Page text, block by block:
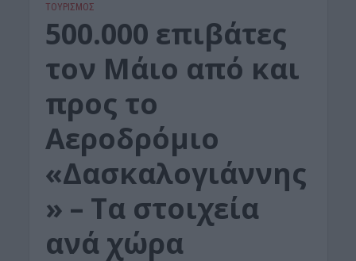
ΤΟΥΡΙΣΜΟΣ
500.000 επιβάτες
τον Μάιο από και
προς το
Αεροδρόμιο
«Δασκαλογιάννης
» – Τα στοιχεία
ανά χώρα